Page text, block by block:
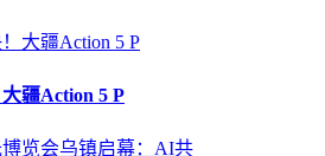
疆Action 5 P